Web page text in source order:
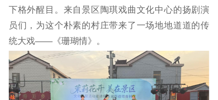
理论武装
理论学习 宣传宣讲 研究阐释
哲学社科
社科强省 工作通知
成果集萃
下格外醒目。来自景区陶琪戏曲文化中心的扬剧演
员们，为这个朴素的村庄带来了一场地地道道的传
统大戏——《珊瑚情》。